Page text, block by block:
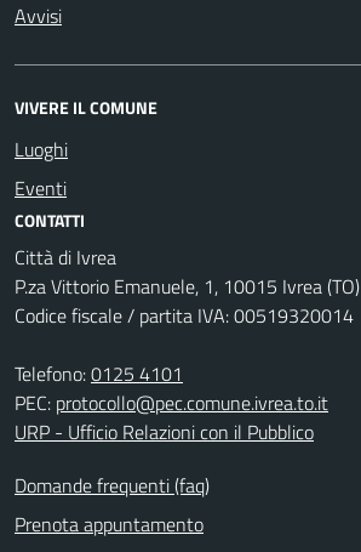
Avvisi
VIVERE IL COMUNE
Luoghi
Eventi
CONTATTI
Città di Ivrea
P.za Vittorio Emanuele, 1, 10015 Ivrea (TO)
Codice fiscale / partita IVA: 00519320014
Telefono:0125 4101
PEC: protocollo@pec.comune.ivrea.to.it
URP - Ufficio Relazioni con il Pubblico
Domande frequenti (faq)
Prenota appuntamento